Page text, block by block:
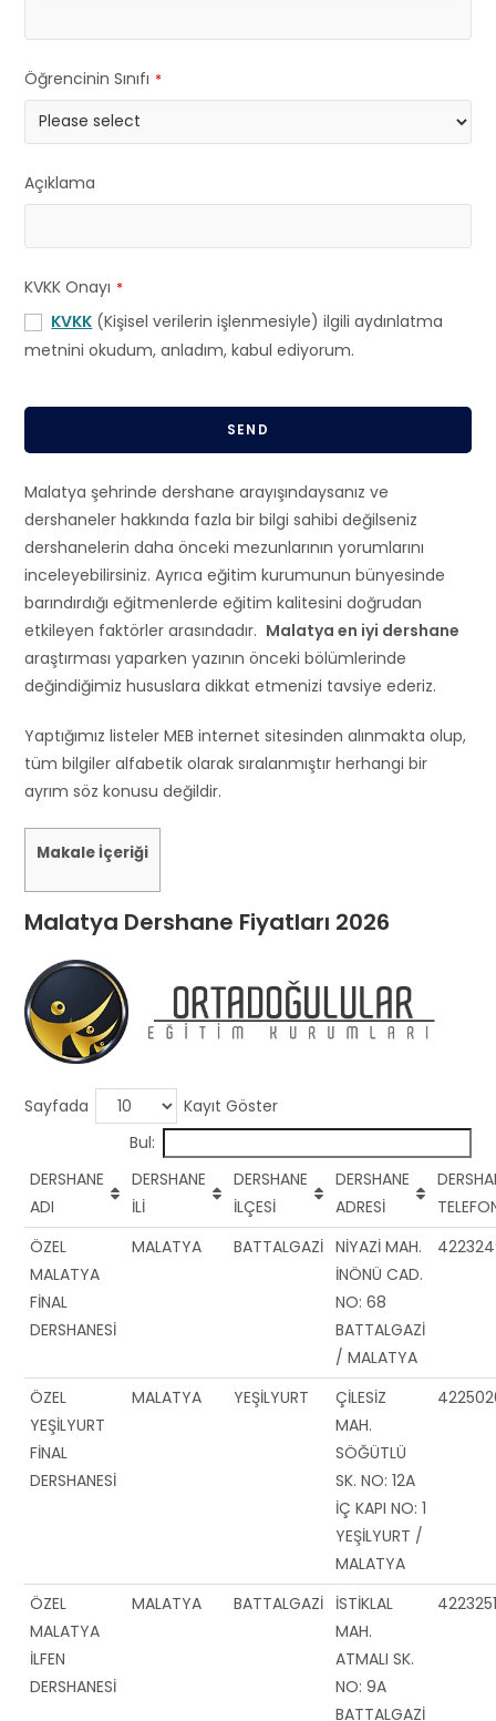
Öğrencinin Sınıfı *
Açıklama
KVKK Onayı *
KVKK (Kişisel verilerin işlenmesiyle) ilgili aydınlatma
metnini okudum, anladım, kabul ediyorum.
SEND
T
h
i
s
f
i
e
l
s
h
o
b
e
e
f
t
k
Malatya şehrinde dershane arayışındaysanız ve
dershaneler hakkında fazla bir bilgi sahibi değilseniz
dershanelerin daha önceki mezunlarının yorumlarını
inceleyebilirsiniz. Ayrıca eğitim kurumunun bünyesinde
barındırdığı eğitmenlerde eğitim kalitesini doğrudan
etkileyen faktörler arasındadır. Malatya en iyi dershane
araştırması yaparken yazının önceki bölümlerinde
değindiğimiz hususlara dikkat etmenizi tavsiye ederiz.
Yaptığımız listeler MEB internet sitesinden alınmakta olup,
tüm bilgiler alfabetik olarak sıralanmıştır herhangi bir
ayrım söz konusu değildir.
Makale İçeriği
Malatya Dershane Fiyatları 2026
Sayfada
Kayıt Göster
Bul:
DERSHANE
ADI
DERSHANE
İLİ
DERSHANE
İLÇESİ
DERSHANE
ADRESİ
ÖZEL
MALATYA
FİNAL
DERSHANESİ
MALATYA BATTALGAZİ NİYAZİ MAH.
İNÖNÜ CAD.
NO: 68
BATTALGAZİ
/ MALATYA
ÖZEL
YEŞİLYURT
FİNAL
DERSHANESİ
MALATYA YEŞİLYURT
ÇİLESİZ
MAH.
SÖĞÜTLÜ
SK. NO: 12A
İÇ KAPI NO: 1
YEŞİLYURT /
MALATYA
ÖZEL
MALATYA
İLFEN
DERSHANESİ
MALATYA BATTALGAZİ İSTİKLAL
MAH.
ATMALI SK.
NO: 9A
BATTALGAZİ